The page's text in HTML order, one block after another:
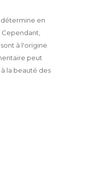
en
à l'origine
peut
la beauté des